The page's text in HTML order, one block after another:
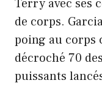
Terry avec ses
de corps.
poing au corps
décroché 70
puissants